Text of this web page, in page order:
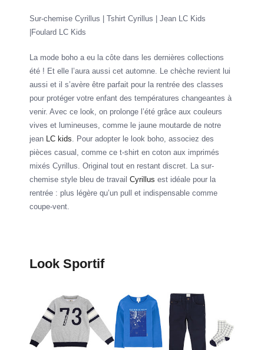
Sur-chemise Cyrillus | Tshirt Cyrillus | Jean LC Kids
|Foulard LC Kids
La mode boho a eu la côte dans les dernières collections
été ! Et elle l’aura aussi cet automne. Le chèche revient lui
aussi et il s’avère être parfait pour la rentrée des classes
pour protéger votre enfant des températures changeantes à
venir. Avec ce look, on prolonge l’été grâce aux couleurs
vives et lumineuses, comme le jaune moutarde de notre
jean LC kids. Pour adopter le look boho, associez des
pièces casual, comme ce t-shirt en coton aux imprimés
mixés Cyrillus. Original tout en restant discret. La sur-
chemise style bleu de travail Cyrillus est idéale pour la
rentrée : plus légère qu’un pull et indispensable comme
coupe-vent.
Look Sportif